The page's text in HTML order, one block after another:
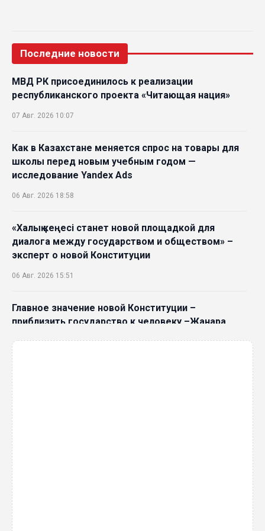
Последние новости
МВД РК присоединилось к реализации
республиканского проекта «Читающая нация»
07 Авг. 2026 10:07
Как в Казахстане меняется спрос на товары для
школы перед новым учебным годом —
исследование Yandex Ads
06 Авг. 2026 18:58
«Халық кеңесі станет новой площадкой для
диалога между государством и обществом» –
эксперт о новой Конституции
06 Авг. 2026 15:51
Главное значение новой Конституции –
приблизить государство к человеку –Жанара
05 Авг. 2026 16:08
Общественные наблюдатели «ДАУЫС»
рассказали о подготовке за выборами в
Курултай
05 Авг. 2026 12:27
Новая глава для Xiaomi EV: Xiaomi представила
техническую архитектуру Xiaomi Kunlun и серию
Xiaomi SkyNomad
04 Авг. 2026 18:35